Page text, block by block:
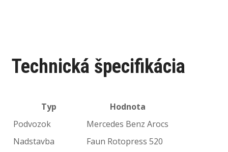
Technická špecifikácia
Typ
Hodnota
Podvozok
Mercedes Benz Arocs
Nadstavba
Faun Rotopress 520